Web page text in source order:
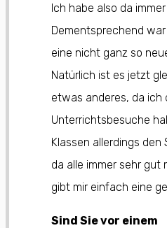
Ich habe also da
Dementsprechend
eine nicht ganz so
Natürlich ist es jetzt
etwas anderes, da ich
Unterrichtsbesuche
Klassen allerdings den
da alle immer sehr gut
gibt mir einfach eine
Sind Sie vor einem